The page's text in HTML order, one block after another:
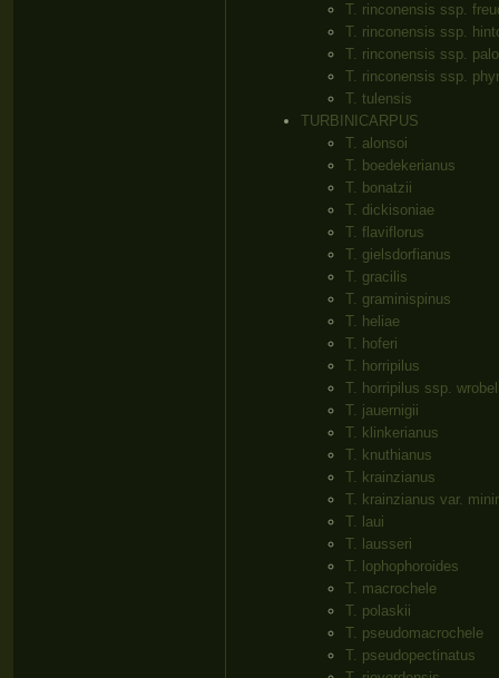
T. rinconensis ssp.
T. rinconensis ssp.
T. rinconensis ssp.
T. rinconensis ssp.
T. tulensis
TURBINICARPUS
T. alonsoi
T. boedekerianus
T. bonatzii
T. dickisoniae
T. flaviflorus
T. gielsdorfianus
T. gracilis
T. graminispinus
T. heliae
T. hoferi
T. horripilus
T. horripilus ssp.
T. jauernigii
T. klinkerianus
T. knuthianus
T. krainzianus
T. krainzianus var.
T. laui
T. lausseri
T. lophophoroides
T. macrochele
T. polaskii
T. pseudomacrochele
T. pseudopectinatus